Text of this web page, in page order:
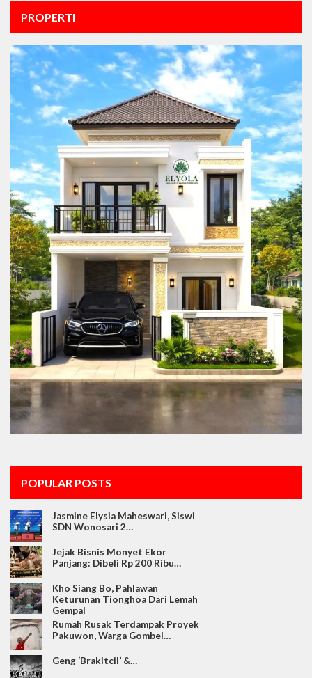
PROPERTI
POPULAR POSTS
Jasmine Elysia Maheswari, Siswi
SDN Wonosari 2…
Jejak Bisnis Monyet Ekor
Panjang: Dibeli Rp 200 Ribu…
Kho Siang Bo, Pahlawan
Keturunan Tionghoa Dari Lemah
Gempal
Rumah Rusak Terdampak Proyek
Pakuwon, Warga Gombel…
Geng ‘Brakitcil’ &…